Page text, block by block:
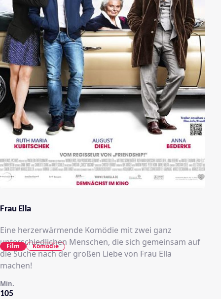
Frau Ella
Eine herzerwärmende Komödie mit zwei ganz
unterschiedlichen Menschen, die sich gemeinsam auf
die Suche nach der großen Liebe von Frau Ella
machen!
105
Min.
Film Komödie